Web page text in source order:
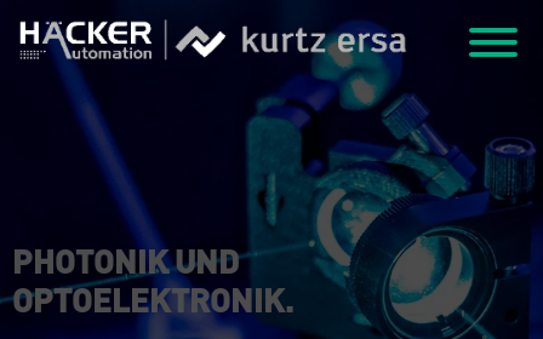
PHOTONIK UND
OPTOELEKTRONIK.